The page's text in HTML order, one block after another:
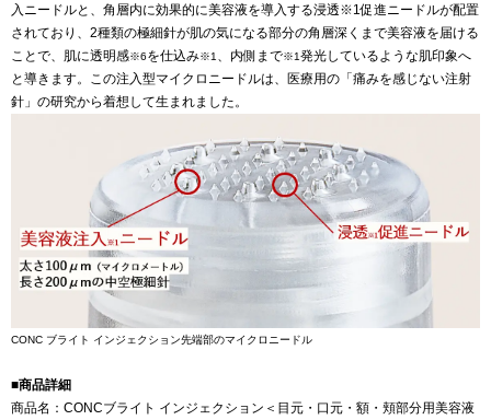
入ニードルと、角層内に効果的に美容液を導入する浸透※1促進ニードルが配置
されており、2種類の極細針が肌の気になる部分の角層深くまで美容液を届ける
ことで、肌に透明感※6を仕込み※1 、内側まで※1発光しているような肌印象へ
と導きます。この注入型マイクロニードルは、医療用の「痛みを感じない注射
針」の研究から着想して生まれました。
CONC ブライト インジェクション先端部のマイクロニードル
■商品詳細
商品名：CONCブライト インジェクション＜目元・口元・額・頬部分用美容液